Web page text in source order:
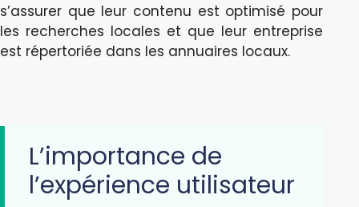
s’assurer que leur contenu est optimisé pour
les recherches locales et que leur entreprise
est répertoriée dans les annuaires locaux.
L’importance de
l’expérience utilisateur